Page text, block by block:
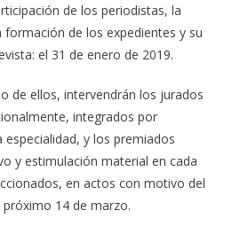
de los periodistas, la
de los expedientes y su
el 31 de enero de 2019.
de ellos, intervendrán los jurados
integrados por
y los premiados
y estimulación material en cada
en actos con motivo del
próximo 14 de marzo.